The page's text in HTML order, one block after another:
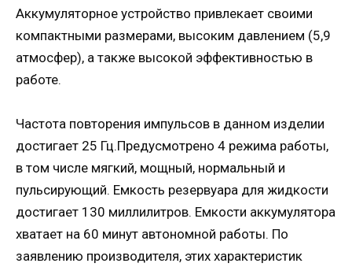
Аккумуляторное устройство привлекает своими
компактными размерами, высоким давлением (5,9
атмосфер), а также высокой эффективностью в
работе.
Частота повторения импульсов в данном изделии
достигает 25 Гц.Предусмотрено 4 режима работы,
в том числе мягкий, мощный, нормальный и
пульсирующий. Емкость резервуара для жидкости
достигает 130 миллилитров. Емкости аккумулятора
хватает на 60 минут автономной работы. По
заявлению производителя, этих характеристик